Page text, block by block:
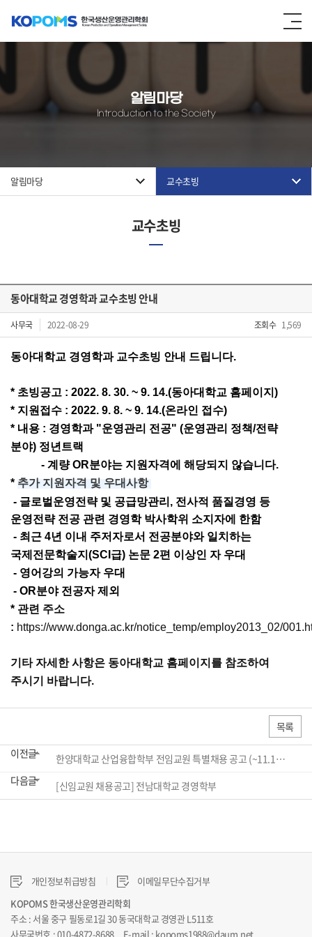
알림마당
Introduction to the Society
알림마당 교수초빙
교수초빙
동아대학교 경영학과 교수초빙 안내
사무국 2022-08-29 조회수 1,569
동아대학교 경영학과 교수초빙 안내 드립니다.
* 초빙공고 : 2022. 8. 30. ~ 9. 14.(동아대학교 홈페이지)
* 지원접수 : 2022. 9. 8. ~ 9. 14.(온라인 접수)
* 내용 : 경영학과 "운영관리 전공" (운영관리 정책/전략
분야) 정년트랙
- 계량 OR분야는 지원자격에 해당되지 않습니다.
* 추가 지원자격 및 우대사항
- 글로벌운영전략 및 공급망관리, 전사적 품질경영 등
운영전략 전공 관련 경영학 박사학위 소지자에 한함
- 최근 4년 이내 주저자로서 전공분야와 일치하는
국제전문학술지(SCI급) 논문 2편 이상인 자 우대
- 영어강의 가능자 우대
- OR분야 전공자 제외
* 관련 주소
: https://www.donga.ac.kr/notice_temp/employ2013_02/
기타 자세한 사항은 동아대학교 홈페이지를 참조하여
주시기 바랍니다.
목록
이전글
한양대학교 산업융합학부 전임교원 특별채용 공고 (~11.12) 2022.3.1. 임용
다음글
[신임교원 채용공고] 전남대학교 경영학부
개인정보취급방침
이메일무단수집거부
KOPOMS 한국생산운영관리학회
주소 : 서울 중구 필동로1길 30 동국대학교 경영관 L511호
사무국번호 : 010-4872-8688 E-mail : kopoms1988@daum.net